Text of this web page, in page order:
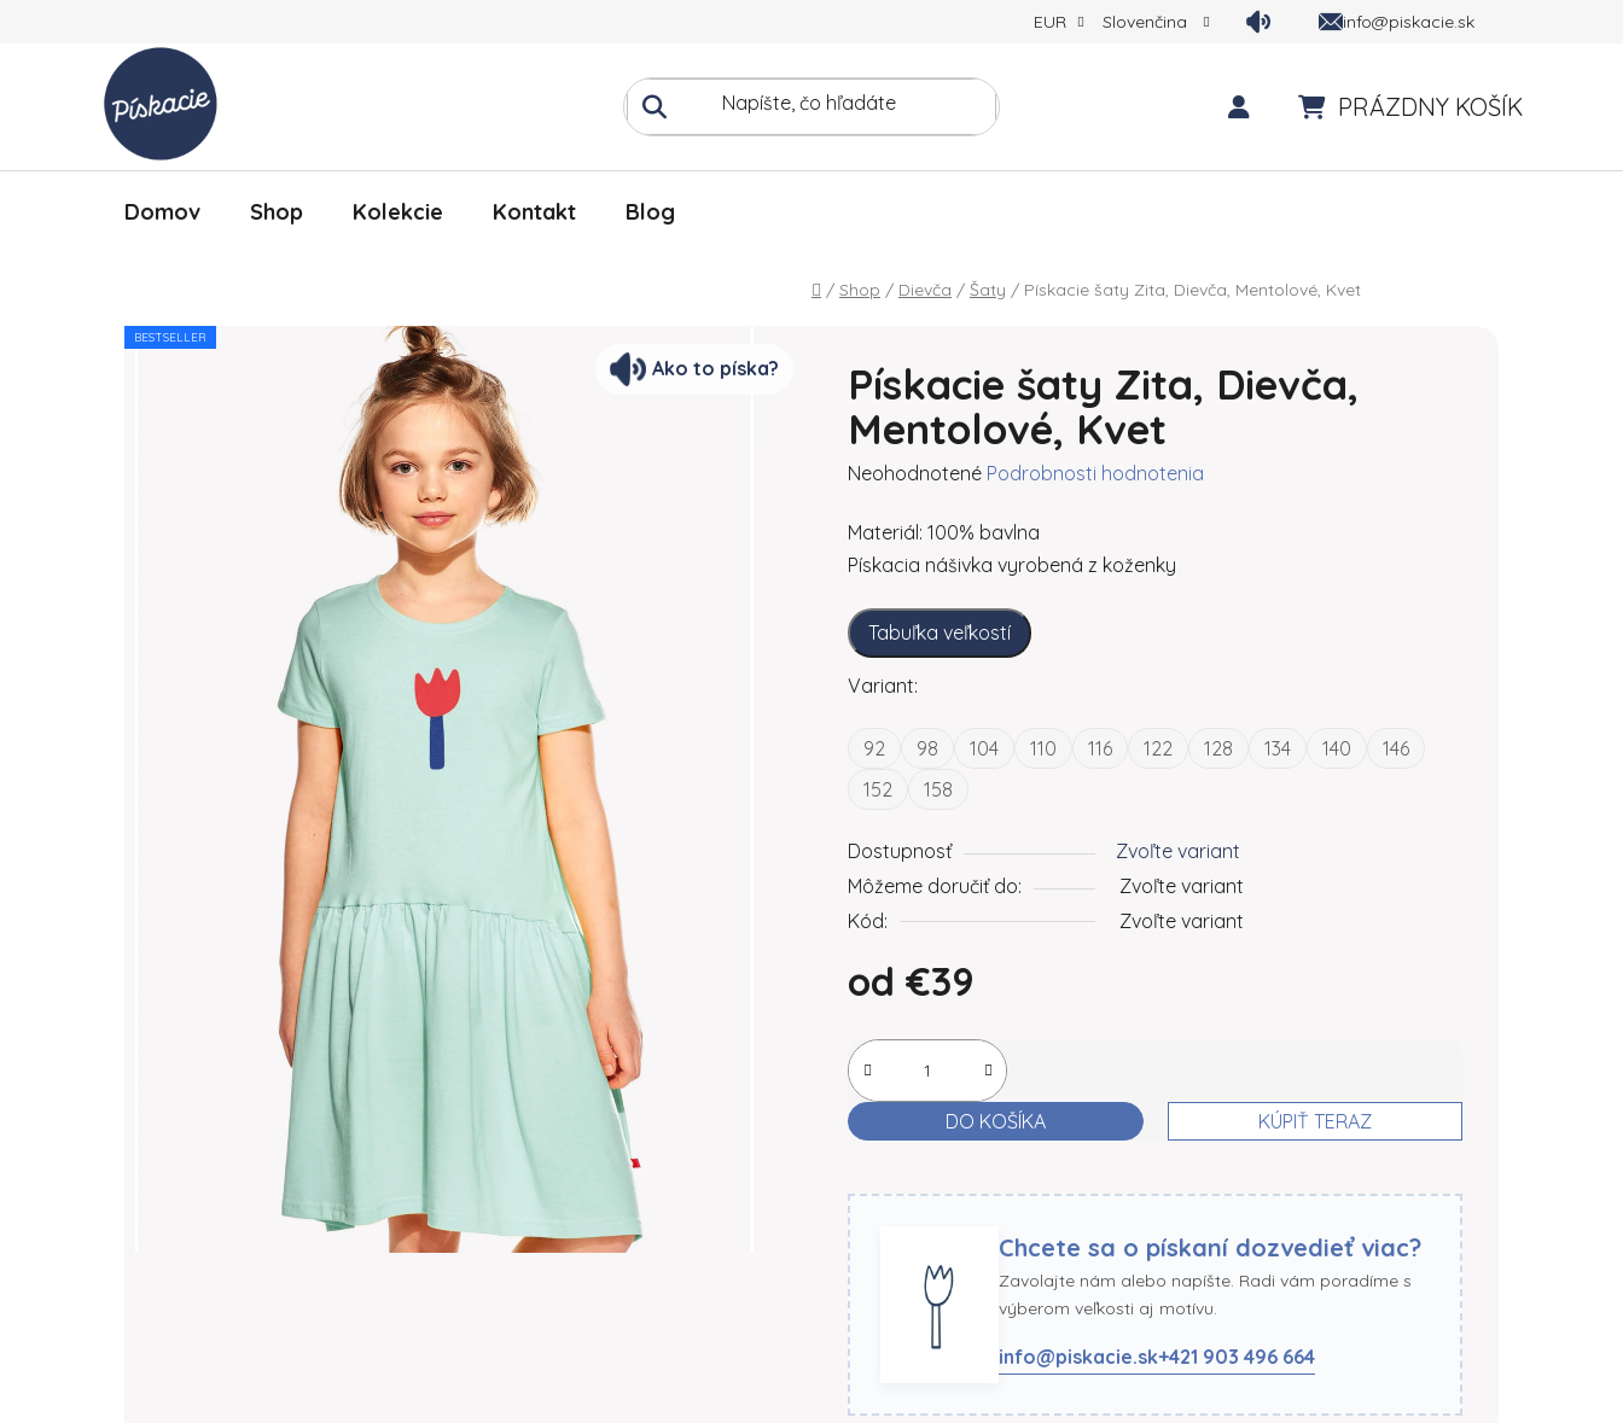
EUR Slovenčina info@piskacie.sk
PRÁZDNY KOŠÍK
Domov Shop Kolekcie Kontakt Blog
Domov
/ Shop / Dievča / Šaty / Pískacie šaty Zita, Dievča, Mentolové, Kvet
Pískacie šaty Zita, Dievča,
Mentolové, Kvet
Priemerné hodnotenie produktu je 0,0 z 5 hviezdičiek.
Neohodnotené Podrobnosti hodnotenia
Materiál: 100% bavlna
Pískacia nášivka vyrobená z koženky
Tabuľka veľkostí
Variant:
92 98 104 110 116 122 128 134 140
146
152
158
Dostupnosť
Zvoľte variant
Môžeme doručiť do:
Zvoľte variant
Kód:
Zvoľte variant
od €39
DO KOŠÍKA KÚPIŤ TERAZ
Chcete sa o pískaní dozvedieť viac?
Zavolajte nám alebo napíšte. Radi vám poradíme s
výberom veľkosti aj motívu.
info@piskacie.sk+421 903 496 664
BESTSELLER
Ako to píska?